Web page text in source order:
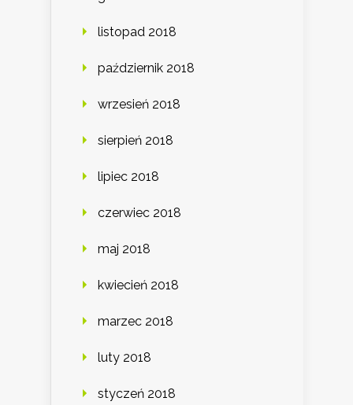
listopad 2018
październik 2018
wrzesień 2018
sierpień 2018
lipiec 2018
czerwiec 2018
maj 2018
kwiecień 2018
marzec 2018
luty 2018
styczeń 2018